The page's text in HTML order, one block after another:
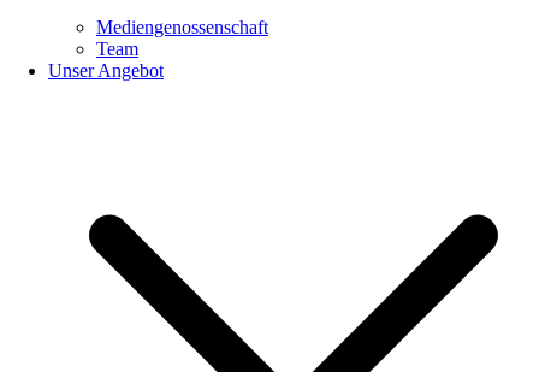
Mediengenossenschaft
Team
Unser Angebot